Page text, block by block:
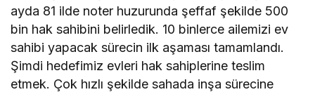
ayda 81 ilde noter huzurunda şeffaf şekilde 500
bin hak sahibini belirledik. 10 binlerce ailemizi ev
sahibi yapacak sürecin ilk aşaması tamamlandı.
Şimdi hedefimiz evleri hak sahiplerine teslim
etmek. Çok hızlı şekilde sahada inşa sürecine